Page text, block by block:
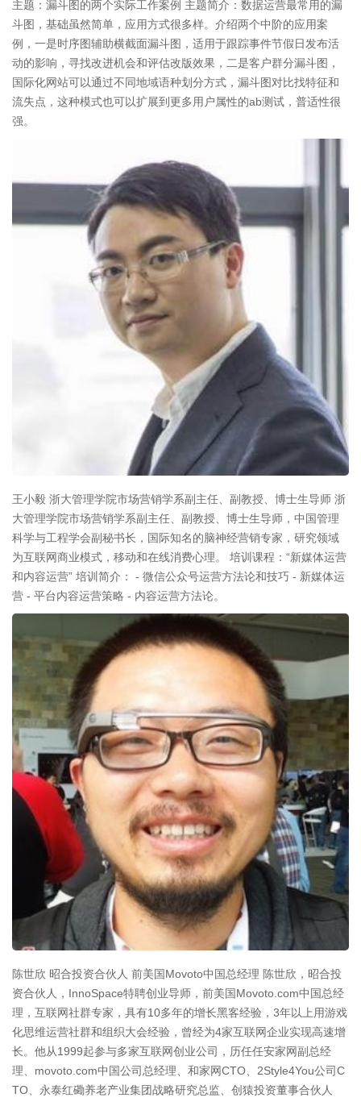
主题：漏斗图的两个实际工作案例 主题简介：数据运营最常用的漏
斗图，基础虽然简单，应用方式很多样。介绍两个中阶的应用案
例，一是时序图辅助横截面漏斗图，适用于跟踪事件节假日发布活
动的影响，寻找改进机会和评估改版效果，二是客户群分漏斗图，
国际化网站可以通过不同地域语种划分方式，漏斗图对比找特征和
流失点，这种模式也可以扩展到更多用户属性的ab测试，普适性很
强。
王小毅 浙大管理学院市场营销学系副主任、副教授、博士生导师 浙
大管理学院市场营销学系副主任、副教授、博士生导师，中国管理
科学与工程学会副秘书长，国际知名的脑神经营销专家，研究领域
为互联网商业模式，移动和在线消费心理。 培训课程：“新媒体运营
和内容运营” 培训简介： - 微信公众号运营方法论和技巧 - 新媒体运
营 - 平台内容运营策略 - 内容运营方法论。
陈世欣 昭合投资合伙人 前美国Movoto中国总经理 陈世欣，昭合投
资合伙人，InnoSpace特聘创业导师，前美国Movoto.com中国总经
理，互联网社群专家，具有10多年的增长黑客经验，3年以上用游戏
化思维运营社群和组织大会经验，曾经为4家互联网企业实现高速增
长。他从1999起参与多家互联网创业公司，历任任安家网副总经
理、movoto.com中国公司总经理、和家网CTO、2Style4You公司C
TO、永泰红磡养老产业集团战略研究总监、创猿投资董事合伙人